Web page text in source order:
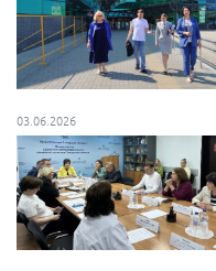
Владимирская
Волгоградская
Воронежская
Ивановская область
Калининградская
Кемеровская
Кировская область
03.06.2026